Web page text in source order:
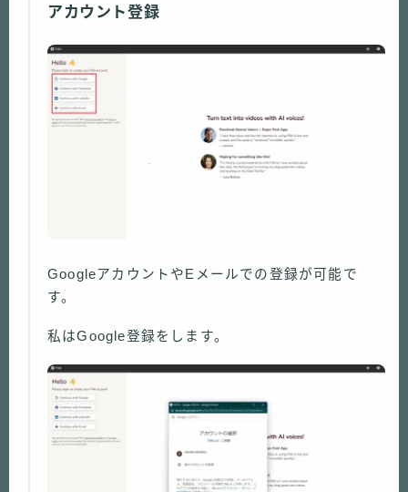
アカウント登録
GoogleアカウントやEメールでの登録が可能で
す。
私はGoogle登録をします。